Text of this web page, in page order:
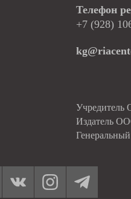
Телефон
+7 (928)
Издатель